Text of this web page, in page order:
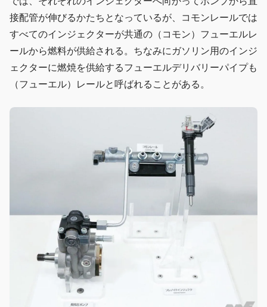
接配管が伸びるかたちとなっているが、コモンレールでは
すべてのインジェクターが共通の（コモン）フューエルレ
ールから燃料が供給される。ちなみにガソリン用のインジ
ェクターに燃焼を供給するフューエルデリバリーパイプも
（フューエル）レールと呼ばれることがある。